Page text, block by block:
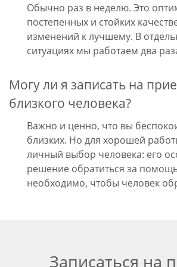
Обычно раз в неделю. Это
постепенных и стойких
изменений к лучшему. В
ситуациях мы работаем два
Могу ли я записать на
близкого человека?
Важно и ценно, что вы
близких. Но для хорошей
личный выбор человека: его
решение обратиться за
необходимо, чтобы человек
Записаться на